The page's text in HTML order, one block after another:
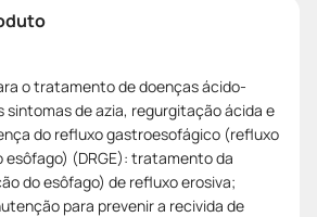
o tratamento de doenças ácido-
sintomas de azia, regurgitação ácida e
do refluxo gastroesofágico (refluxo
esôfago) (DRGE): tratamento da
do esôfago) de refluxo erosiva;
para prevenir a recivida de